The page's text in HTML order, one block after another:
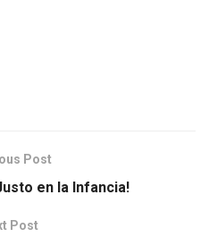
Post
en la Infancia!
Post